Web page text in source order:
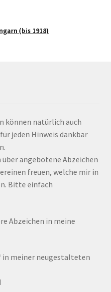
(bis 1918)
können natürlich auch
jeden Hinweis dankbar
angebotene Abzeichen
freuen, welche mir in
Bitte einfach
Abzeichen in meine
in meiner neugestalteten